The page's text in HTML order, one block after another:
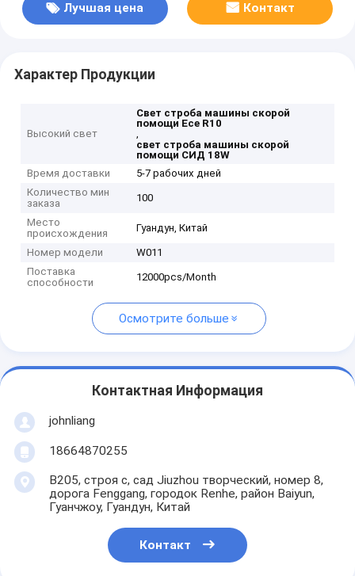
Лучшая цена Контакт
Характер Продукции
Высокий свет
Свет строба машины скорой
помощи Ece R10
,
свет строба машины скорой
помощи СИД 18W
Время доставки
5-7 рабочих дней
Количество мин
заказа
100
Место
происхождения
Гуандун, Китай
Номер модели
W011
Поставка
способности
12000pcs/Month
Осмотрите больше
Контактная Информация
johnliang
18664870255
B205, строя c, сад Jiuzhou творческий, номер 8,
дорога Fenggang, городок Renhe, район Baiyun,
Гуанчжоу, Гуандун, Китай
Контакт